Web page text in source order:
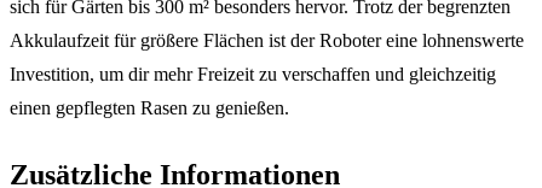
sich für Gärten bis 300 m² besonders hervor. Trotz der begrenzten
Akkulaufzeit für größere Flächen ist der Roboter eine lohnenswerte
Investition, um dir mehr Freizeit zu verschaffen und gleichzeitig
einen gepflegten Rasen zu genießen.
Zusätzliche Informationen